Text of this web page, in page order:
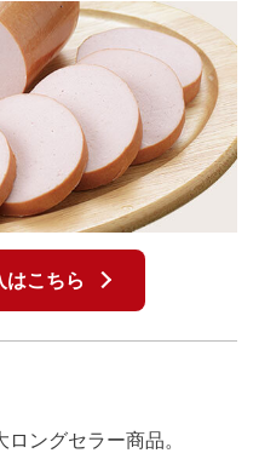
はこちら
ングセラー商品。